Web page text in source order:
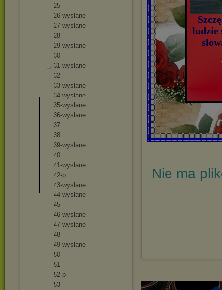
25
26-wysłane
27-wysłane
28
29-wysłane
30
31-wysłane
32
33-wysłane
34-wysłane
35-wysłane
36-wysłane
37
38
39-wysłane
40
41-wysłane
42-p
43-wysłane
44-wysłane
45
46-wysłane
47-wysłane
48
49-wysłane
50
51
52-p
53
ludzie
Nie ma